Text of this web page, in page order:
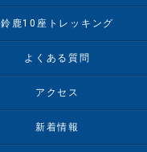
鈴鹿10座トレッキング
よくある質問
アクセス
新着情報